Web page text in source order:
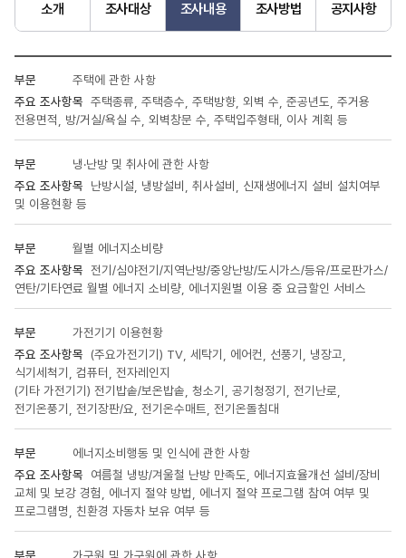
소개 조사대상 조사내용 조사방법 공지사항
조사항목:
부문,
주요
조사
대한
표입니다.
주택에 관한 사항
주택종류, 주택층수, 주택방향, 외벽 수, 준공년도, 주거용
전용면적, 방/거실/욕실 수, 외벽창문 수, 주택입주형태, 이사 계획 등
냉·난방 및 취사에 관한 사항
난방시설, 냉방설비, 취사설비, 신재생에너지 설비 설치여부
및 이용현황 등
월별 에너지소비량
전기/심야전기/지역난방/중앙난방/도시가스/등유/프로판가스/
연탄/기타연료 월별 에너지 소비량, 에너지원별 이용 중 요금할인 서비스
가전기기 이용현황
(주요가전기기) TV, 세탁기, 에어컨, 선풍기, 냉장고,
식기세척기, 컴퓨터, 전자레인지
(기타 가전기기) 전기밥솥/보온밥솥, 청소기, 공기청정기, 전기난로,
전기온풍기, 전기장판/요, 전기온수매트, 전기온돌침대
에너지소비행동 및 인식에 관한 사항
여름철 냉방/겨울철 난방 만족도, 에너지효율개선 설비/장비
교체 및 보강 경험, 에너지 절약 방법, 에너지 절약 프로그램 참여 여부 및
프로그램명, 친환경 자동차 보유 여부 등